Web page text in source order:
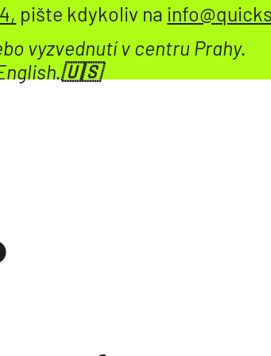
pište kdykoliv na
vyzvednutí v centru Prahy.